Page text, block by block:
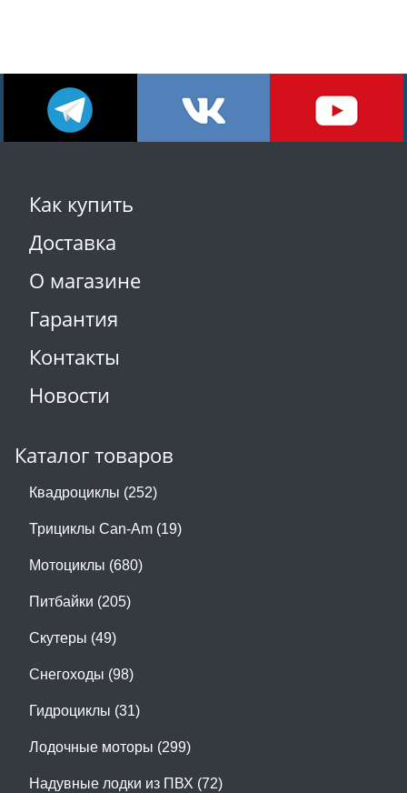
Как купить
Доставка
О магазине
Гарантия
Контакты
Новости
Каталог товаров
Квадроциклы (252)
Трициклы Can-Am (19)
Мотоциклы (680)
Питбайки (205)
Скутеры (49)
Снегоходы (98)
Гидроциклы (31)
Лодочные моторы (299)
Надувные лодки из ПВХ (72)